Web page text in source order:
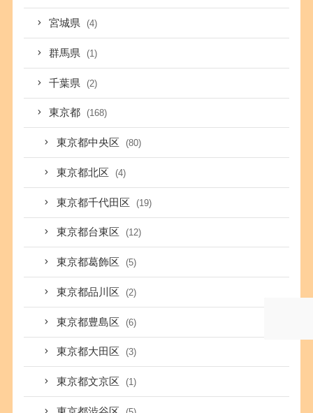
宮城県 (4)
群馬県 (1)
千葉県 (2)
東京都 (168)
東京都中央区 (80)
東京都北区 (4)
東京都千代田区 (19)
東京都台東区 (12)
東京都葛飾区 (5)
東京都品川区 (2)
東京都豊島区 (6)
東京都大田区 (3)
東京都文京区 (1)